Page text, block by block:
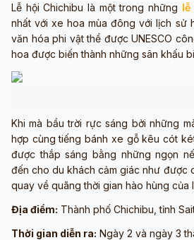
Lễ hội Chichibu là một trong những lễ
nhất với xe hoa mùa đông với lịch sử
văn hóa phi vật thể được UNESCO
hoa được biến thành những sân khấu
Khi mà bầu trời rực sáng bởi những
hợp cùng tiếng bánh xe gỗ kêu cót
được thắp sáng bằng những ngọn
đến cho du khách cảm giác như được
quay về quãng thời gian hào hùng của
Địa điểm: Thành phố Chichibu, tỉnh
Thời gian diễn ra: Ngày 2 và ngày 3